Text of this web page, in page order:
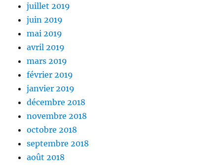
juillet 2019
juin 2019
mai 2019
avril 2019
mars 2019
février 2019
janvier 2019
décembre 2018
novembre 2018
octobre 2018
septembre 2018
août 2018